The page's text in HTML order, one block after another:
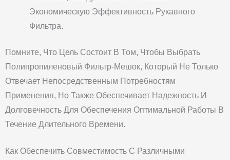
Экономическую Эффективность Рукавного
Фильтра.
Помните, Что Цель Состоит В Том, Чтобы Выбрать
Полипропиленовый Фильтр-Мешок, Который Не Только
Отвечает Непосредственным Потребностям
Применения, Но Также Обеспечивает Надежность И
Долговечность Для Обеспечения Оптимальной Работы В
Течение Длительного Времени.
Как Обеспечить Совместимость С Различными